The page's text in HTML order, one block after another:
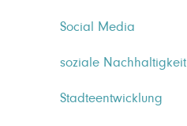
Social Media
soziale Nachhaltigkeit
Stadteentwicklung